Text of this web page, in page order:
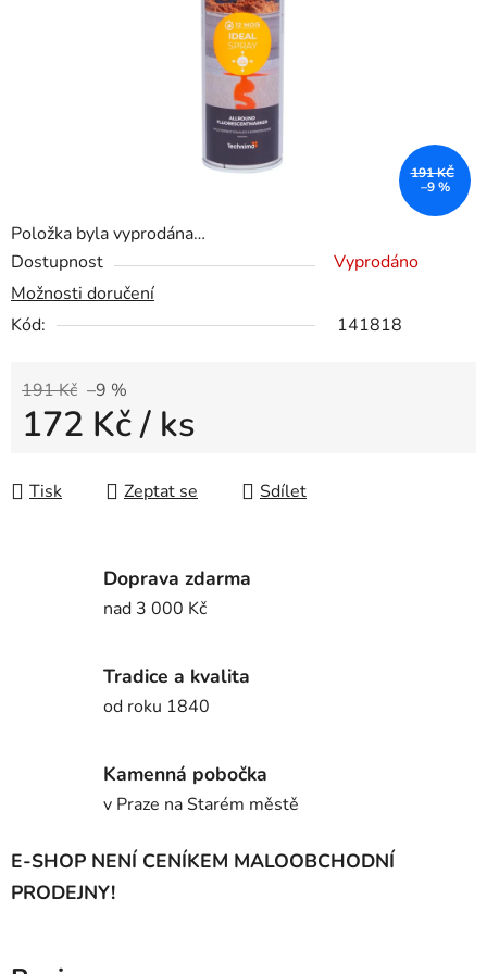
Položka byla vyprodána…
Dostupnost
Vyprodáno
Možnosti doručení
Kód:
141818
191 Kč –9 %
172 Kč/ ks
Tisk
Zeptat se Sdílet
191 KČ
–9 %
Doprava zdarma
nad 3 000 Kč
Tradice a kvalita
od roku 1840
Kamenná pobočka
v Praze na Starém městě
E-SHOP NENÍ CENÍKEM MALOOBCHODNÍ
PRODEJNY!